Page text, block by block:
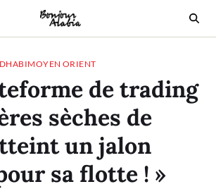
MOYEN ORIENT
de trading
sèches de
un jalon
sa flotte ! »